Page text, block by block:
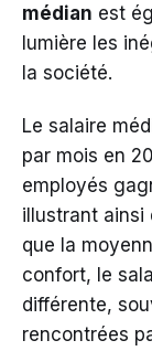
médian est
lumière les
la société.
Le salaire
par mois en
employés
illustrant ainsi
que la
confort, le
différente,
rencontrées